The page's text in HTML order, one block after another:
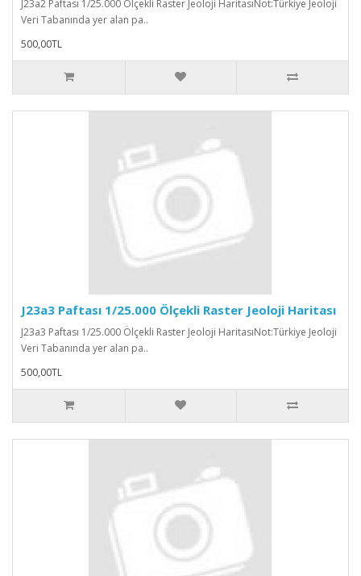
J23a2 Paftası 1/25.000 Ölçekli Raster Jeoloji HaritasıNot:Türkiye Jeoloji
Veri Tabanında yer alan pa..
500,00TL
J23a3 Paftası 1/25.000 Ölçekli Raster Jeoloji Haritası
J23a3 Paftası 1/25.000 Ölçekli Raster Jeoloji HaritasıNot:Türkiye Jeoloji
Veri Tabanında yer alan pa..
500,00TL